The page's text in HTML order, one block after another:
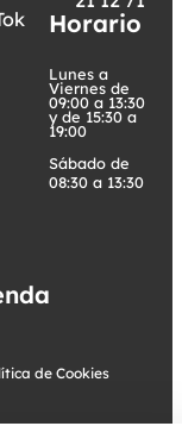
Horario
Lunes a
Viernes de
09:00 a 13:30
y de 15:30 a
19:00
Sábado de
08:30 a 13:30
de Cookies